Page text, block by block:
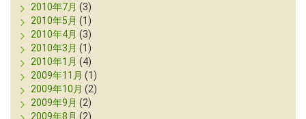
2010年7月 (3)
2010年5月 (1)
2010年4月 (3)
2010年3月 (1)
2010年1月 (4)
2009年11月 (1)
2009年10月 (2)
2009年9月 (2)
2009年8月 (2)